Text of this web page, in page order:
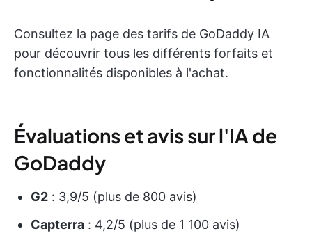
Consultez la page des tarifs de GoDaddy IA
pour découvrir tous les différents forfaits et
fonctionnalités disponibles à l'achat.
Évaluations et avis sur l'IA de
GoDaddy
G2 : 3,9/5 (plus de 800 avis)
Capterra : 4,2/5 (plus de 1 100 avis)